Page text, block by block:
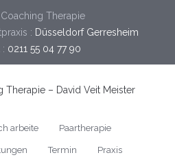
Therapie
: Düsseldorf Gerresheim
0211 55 04 77 90
arbeite Paartherapie
Termin Praxis